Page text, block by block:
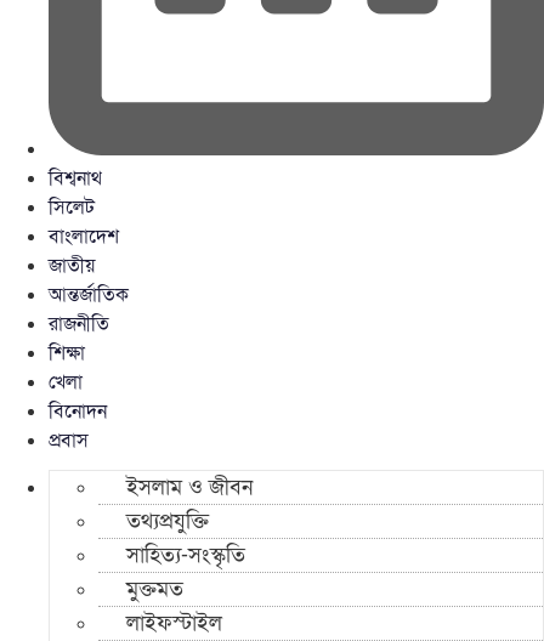
বিশ্বনাথ
সিলেট
বাংলাদেশ
জাতীয়
আন্তর্জাতিক
রাজনীতি
শিক্ষা
খেলা
বিনোদন
প্রবাস
ইসলাম ও জীবন
তথ্যপ্রযুক্তি
সাহিত্য-সংস্কৃতি
মুক্তমত
লাইফস্টাইল